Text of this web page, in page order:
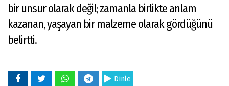
bir unsur olarak değil; zamanla birlikte anlam
kazanan, yaşayan bir malzeme olarak gördüğünü
belirtti.
Dinle